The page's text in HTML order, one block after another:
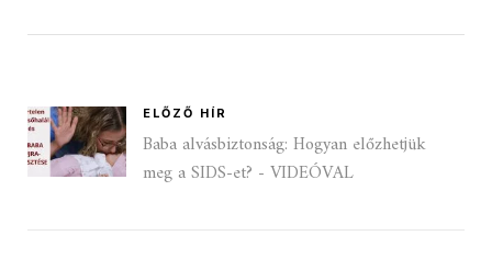
ELŐZŐ HÍR
Baba alvásbiztonság: Hogyan előzhetjük
meg a SIDS-et? - VIDEÓVAL